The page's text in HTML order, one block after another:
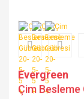
Evergreen
Çim Besleme